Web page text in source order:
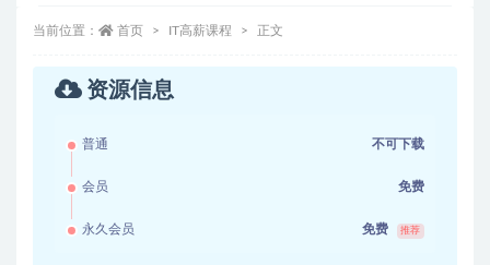
当前位置： 首页 IT高薪课程 正文
资源信息
普通 不可下载
会员 免费
永久会员 免费 推荐